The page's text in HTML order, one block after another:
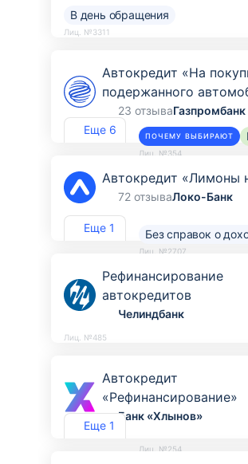
и спецтехнику»
В день обращения
Лиц. №3311
Еще 6
Автокредит «На
подержанного
23 отзываГазпромбанк
ПОЧЕМУ ВЫБИРАЮТ
Лиц. №354
Еще 1
Автокредит «Лимоны
72 отзываЛоко-Банк
Без справок о
Лиц. №2707
Рефинансирование
автокредитов
Челиндбанк
Лиц. №485
Еще 1
Автокредит
«Рефинансирование»
Банк «Хлынов»
Лиц. №254